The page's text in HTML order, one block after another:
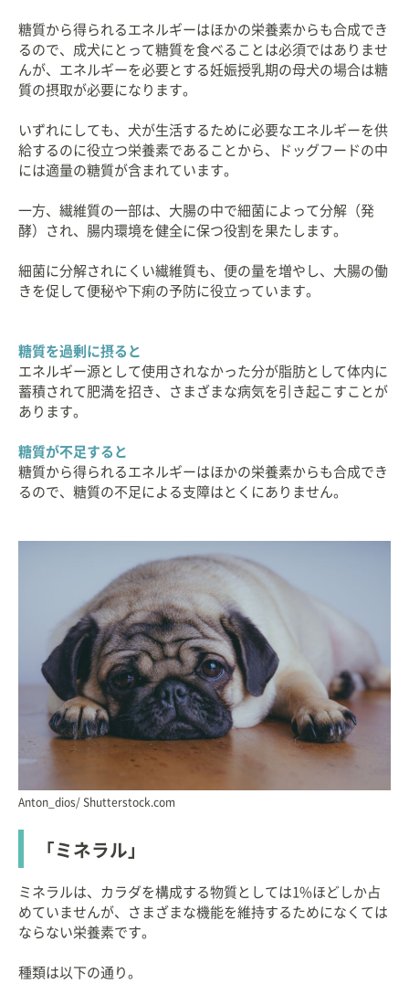
糖質から得られるエネルギーはほかの栄養素からも合成でき
るので、成犬にとって糖質を食べることは必須ではありませ
んが、エネルギーを必要とする妊娠授乳期の母犬の場合は糖
質の摂取が必要になります。
いずれにしても、犬が生活するために必要なエネルギーを供
給するのに役立つ栄養素であることから、ドッグフードの中
には適量の糖質が含まれています。
一方、繊維質の一部は、大腸の中で細菌によって分解（発
酵）され、腸内環境を健全に保つ役割を果たします。
細菌に分解されにくい繊維質も、便の量を増やし、大腸の働
きを促して便秘や下痢の予防に役立っています。
糖質を過剰に摂ると
エネルギー源として使用されなかった分が脂肪として体内に
蓄積されて肥満を招き、さまざまな病気を引き起こすことが
あります。
糖質が不足すると
糖質から得られるエネルギーはほかの栄養素からも合成でき
るので、糖質の不足による支障はとくにありません。
Anton_dios/ Shutterstock.com
「ミネラル」
ミネラルは、カラダを構成する物質としては1%ほどしか占
めていませんが、さまざまな機能を維持するためになくては
ならない栄養素です。
種類は以下の通り。